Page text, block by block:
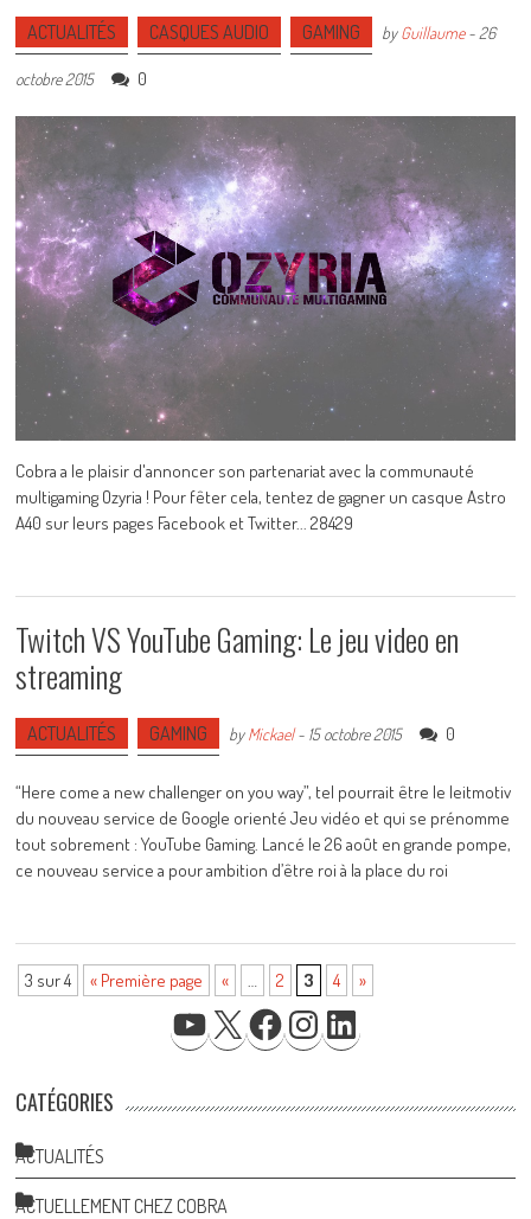
ACTUALITÉS CASQUES AUDIO GAMING byGuillaume-26
octobre 2015 0
Cobra a le plaisir d'annoncer son partenariat avec la communauté
multigaming Ozyria ! Pour fêter cela, tentez de gagner un casque Astro
A40 sur leurs pages Facebook et Twitter... 28429
Twitch VS YouTube Gaming: Le jeu video en
streaming
ACTUALITÉS GAMING byMickael- 15 octobre 2015 0
“Here come a new challenger on you way”, tel pourrait être le leitmotiv
du nouveau service de Google orienté Jeu vidéo et qui se prénomme
tout sobrement : YouTube Gaming. Lancé le 26 août en grande pompe,
ce nouveau service a pour ambition d’être roi à la place du roi
3 sur 4 « Première page « 2 3 4 »
YOUTUBE
X FACEBOOK
INSTAGRAM
LINKEDIN
CATÉGORIES
ACTUALITÉS
ACTUELLEMENT CHEZ COBRA